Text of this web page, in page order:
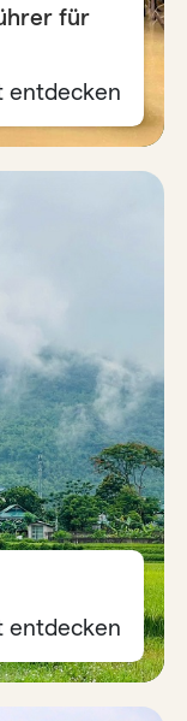
für
entdecken
entdecken